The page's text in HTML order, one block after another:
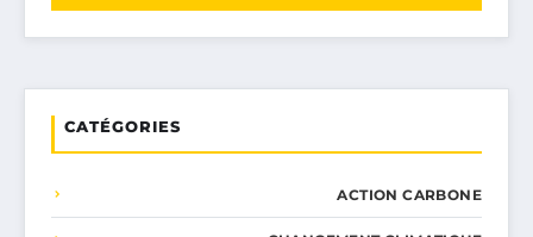
CATÉGORIES
ACTION CARBONE